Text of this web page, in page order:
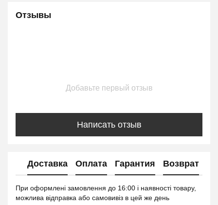
Отзывы
Добавьте первый отзыв
Написать отзыв
Доставка Оплата Гарантия Возврат
При оформлені замовлення до 16:00 і наявності товару,
можлива відправка або самовивіз в цей же день